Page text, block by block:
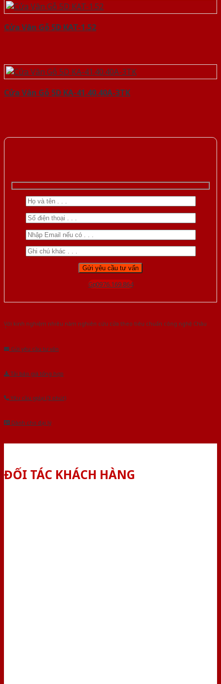
Cửa Vân Gỗ 5D KAT-1.52
Cửa Vân Gỗ 5D KA-41.40.40A-3TK
Gọi 0976.169.864
Với kinh nghiệm nhiêu năm nghiên cứu cửa theo tiêu chuẩn công nghệ Châu
Âu.Chúng tôi tự tin là nhà sản xuất & cung cấp hàng đầu tại Việt Nam!
Gửi yêu cầu tư vấn
Tải báo giá tổng hợp
Yêu cầu gọi lại (3 phút)
Dành cho đại lý
ĐỐI TÁC KHÁCH HÀNG